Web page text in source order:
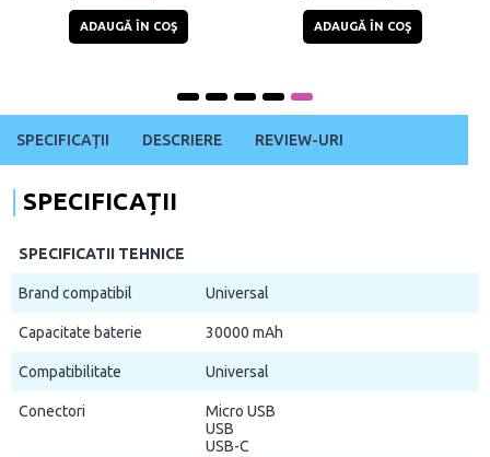
ADAUGĂ ÎN COŞ ADAUGĂ ÎN COŞ
SPECIFICAȚII DESCRIERE REVIEW-URI
SPECIFICAȚII
SPECIFICATII TEHNICE
Brand compatibil Universal
Capacitate baterie 30000 mAh
Compatibilitate Universal
Conectori
Micro USB
USB
USB-C